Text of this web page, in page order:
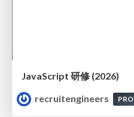
JavaScript 研修 (2026)
recruitengineers
PRO